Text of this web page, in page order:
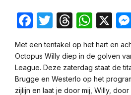
Facebook
Twitter X
Met een tentakel op het hart en
Octopus Willy diep in de golven
League. Deze zaterdag staat de
Brugge en Westerlo op het
zijlijn en laat je door mij, Willy,